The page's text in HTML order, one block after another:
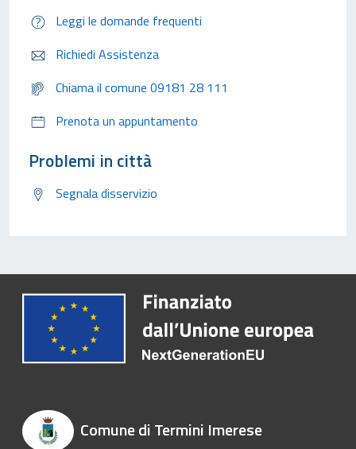
Leggi le domande frequenti
Richiedi Assistenza
Chiama il comune 09181 28 111
Prenota un appuntamento
Problemi in città
Segnala disservizio
Comune di Termini Imerese